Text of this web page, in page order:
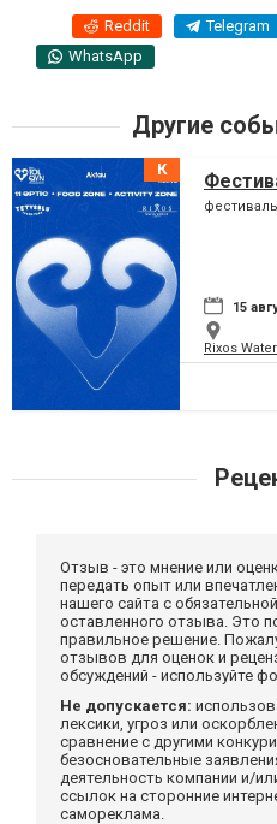
Reddit Telegram
WhatsApp
Другие
фестиваль
15
Rixos
Отзыв - это мнение или
передать опыт или
нашего сайта с
оставленного отзыва. Это
правильное решение.
отзывов для оценок и
обсуждений - используйте
Не допускается:
лексики, угроз или
сравнение с другими
безосновательные
деятельность компании и/
ссылок на сторонние
самореклама.